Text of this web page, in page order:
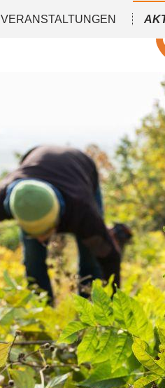
VERANSTALTUNGEN